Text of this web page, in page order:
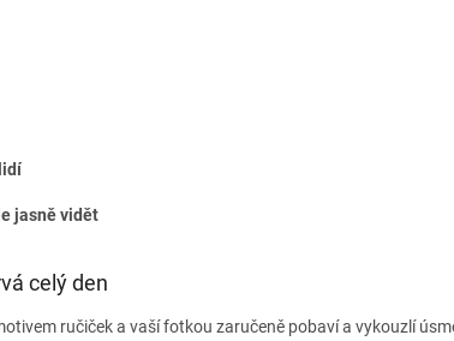
jasně vidět
celý den
ručiček a vaší fotkou zaručeně pobaví a vykouzlí